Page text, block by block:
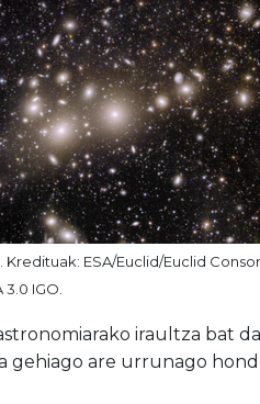
ESA/Euclid/Euclid
3.0 IGO.
iraultza bat da
gehiagoare urrunago